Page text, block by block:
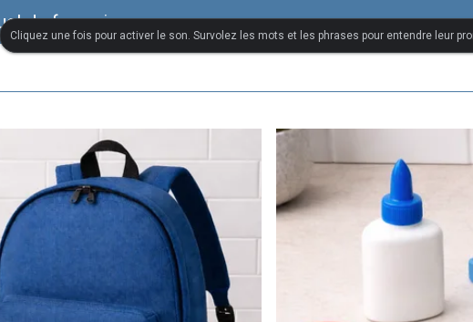
de français
Cliquez une fois pour activer le son. Survolez les mots et les phrases pour entendre leur